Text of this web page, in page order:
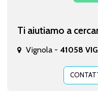
Ti aiutiamo a
Vignola - 41058